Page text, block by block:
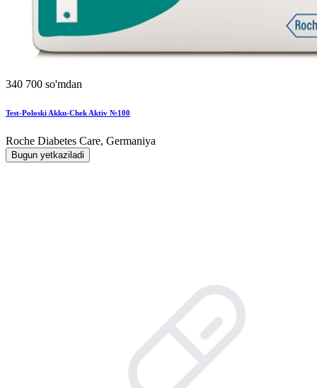
340 700 so'mdan
Test-Poloski Akku-Chek Aktiv №100
Roche Diabetes Care, Germaniya
Bugun yetkaziladi